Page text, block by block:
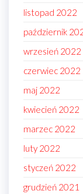
listopad 2022
październik
wrzesień 2022
czerwiec 2022
maj 2022
kwiecień 2022
marzec 2022
luty 2022
styczeń 2022
grudzień 2021